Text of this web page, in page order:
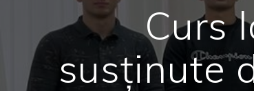
Curs
susținute